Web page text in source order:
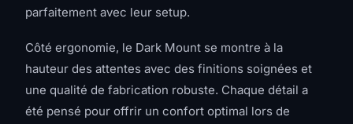
parfaitement avec leur setup.
Côté ergonomie, le Dark Mount se montre à la
hauteur des attentes avec des finitions soignées et
une qualité de fabrication robuste. Chaque détail a
été pensé pour offrir un confort optimal lors de